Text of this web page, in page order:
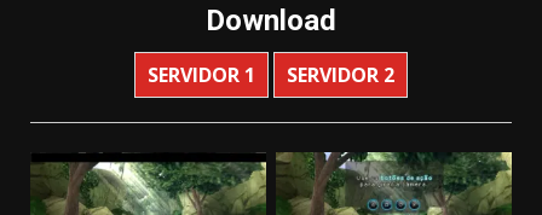
Download
SERVIDOR 1 SERVIDOR 2